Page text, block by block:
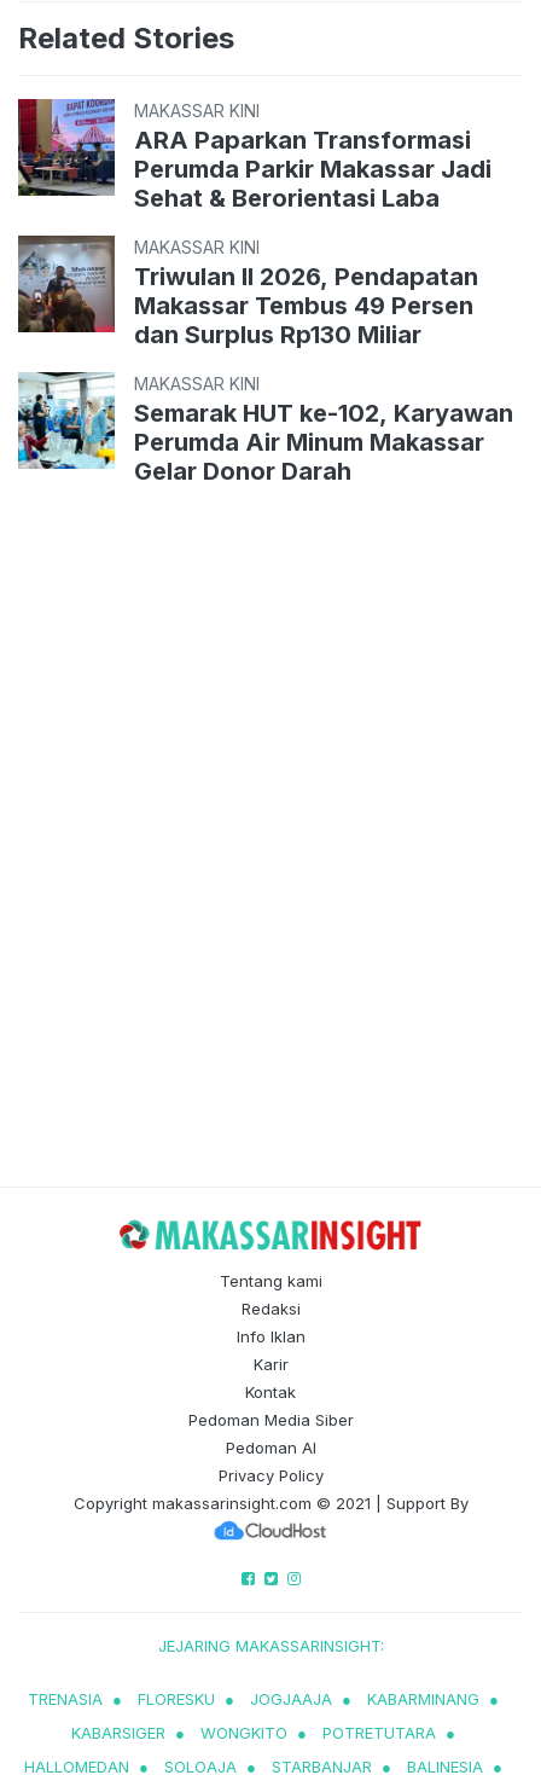
Related Stories
MAKASSAR KINI
ARA Paparkan Transformasi
Perumda Parkir Makassar Jadi
Sehat & Berorientasi Laba
MAKASSAR KINI
Triwulan II 2026, Pendapatan
Makassar Tembus 49 Persen
dan Surplus Rp130 Miliar
MAKASSAR KINI
Semarak HUT ke-102, Karyawan
Perumda Air Minum Makassar
Gelar Donor Darah
Tentang kami
Redaksi
Info Iklan
Karir
Kontak
Pedoman Media Siber
Pedoman AI
Privacy Policy
Copyright makassarinsight.com © 2021 | Support By
JEJARING MAKASSARINSIGHT:
TRENASIA ● FLORESKU ● JOGJAAJA ● KABARMINANG
●
KABARSIGER
● WONGKITO ● POTRETUTARA ●
HALLOMEDAN
● SOLOAJA ● STARBANJAR ● BALINESIA ●